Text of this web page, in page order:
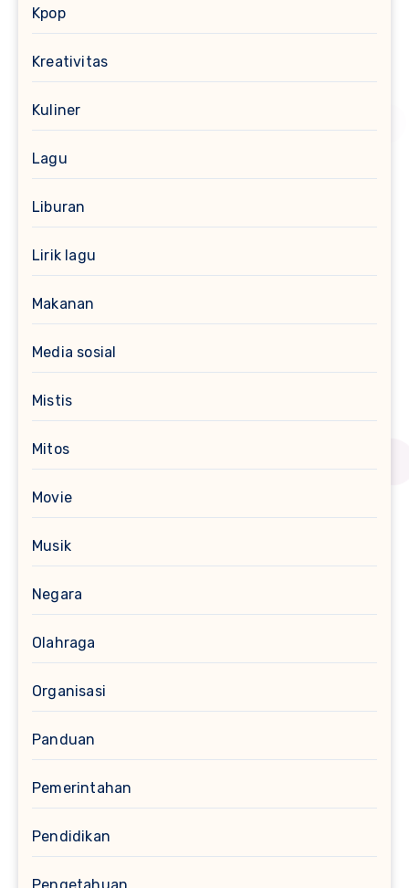
Kpop
Kreativitas
Kuliner
Lagu
Liburan
Lirik lagu
Makanan
Media sosial
Mistis
Mitos
Movie
Musik
Negara
Olahraga
Organisasi
Panduan
Pemerintahan
Pendidikan